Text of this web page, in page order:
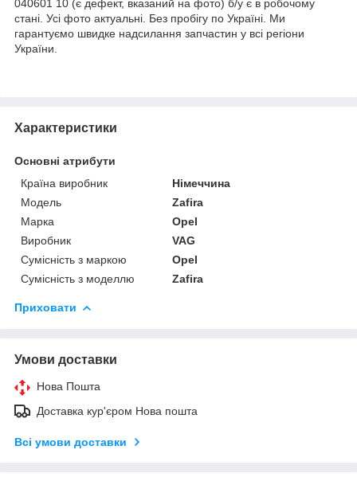
040601 10 (є дефект, вказаний на фото) б/у є в робочому
стані. Усі фото актуальні. Без пробігу по Україні. Ми
гарантуємо швидке надсилання запчастин у всі регіони
України.
Характеристики
Основні атрибути
Країна виробник
Німеччина
Модель
Zafira
Марка
Opel
Виробник
VAG
Сумісність з маркою
Opel
Сумісність з моделлю
Zafira
Приховати
Умови доставки
Нова Пошта
Доставка кур'єром Нова пошта
Всі умови доставки